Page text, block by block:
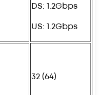
DS: 1.2Gbps
US: 1.2Gbps
32 (64)